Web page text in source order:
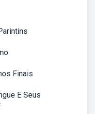
Finais
E Seus